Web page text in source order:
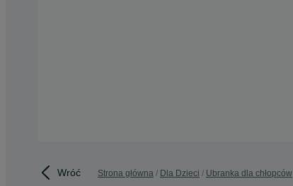
Wróć Strona główna Dla Dzieci Ubranka dla chłopców